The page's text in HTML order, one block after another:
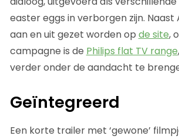
easter eggs in verborgen zijn.
aan en uit gezet worden op de site,
campagne is de Philips flat TV range
verder onder de aandacht te
Geïntegreerd
Een korte trailer met ‘gewone’